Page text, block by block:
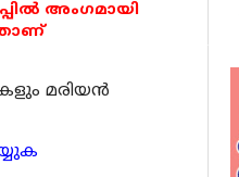
അംഗമായി
മരിയന്‍